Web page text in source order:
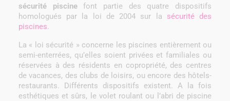
sécurité piscinefont partie des quatre dispositifs
homologués par la loi de 2004 sur la sécurité des
piscines.
La « loi sécurité » concerne les piscines entièrement ou
semi-enterrées, qu’elles soient privées et familiales ou
réservées à des résidents en copropriété, des centres
de vacances, des clubs de loisirs, ou encore des hôtels-
restaurants. Différents dispositifs existent. A la fois
esthétiques et sûrs, le volet roulant ou l’abri de piscine